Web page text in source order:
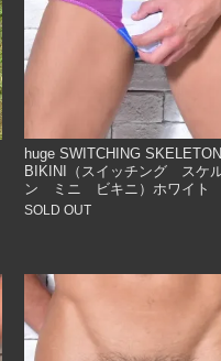
huge SWITCHING
BIKINI（スイッチング スケ
ン ミニ ビキニ）ホワイト
SOLD OUT